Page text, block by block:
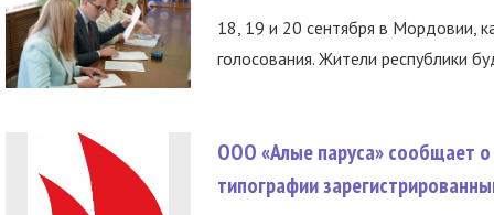
18, 19 и 20 сентября в Мордовии,
голосования. Жители республики
ООО «Алые паруса» сообщает о
типографии